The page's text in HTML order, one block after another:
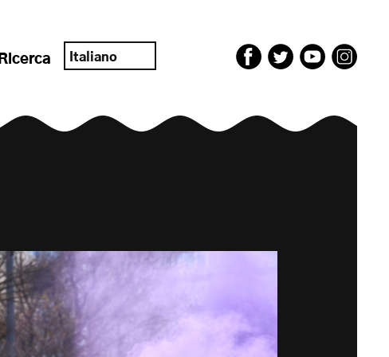
Ricerca Italiano